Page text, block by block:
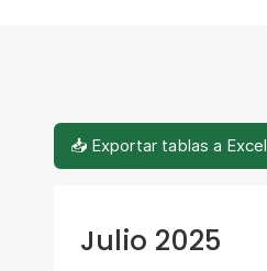
📥 Exportar tablas a Excel
Julio 2025